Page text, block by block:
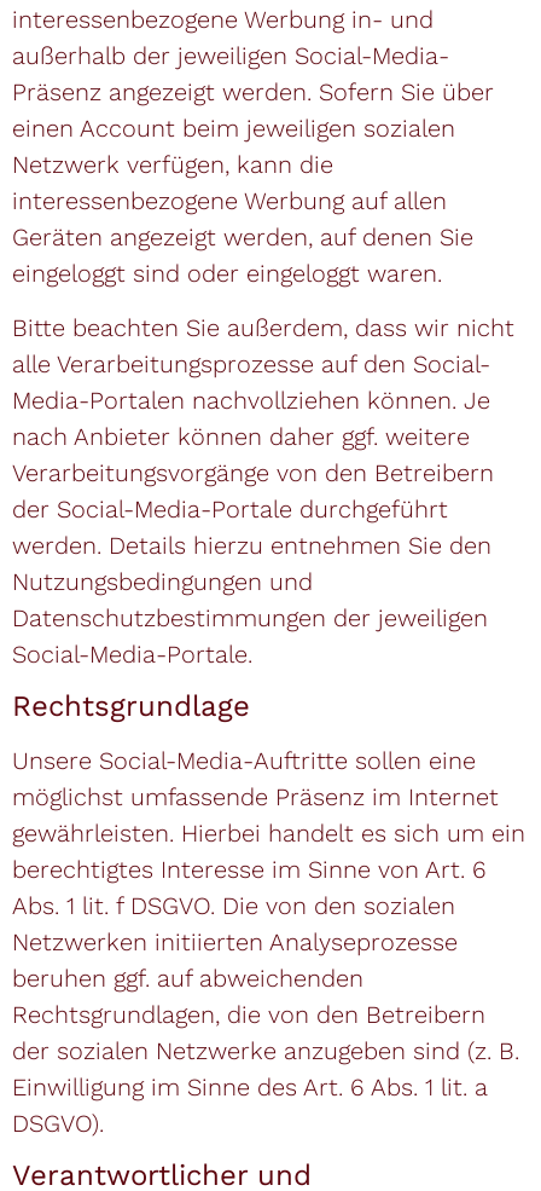
interessenbezogene Werbung in- und
außerhalb der jeweiligen Social-Media-
Präsenz angezeigt werden. Sofern Sie über
einen Account beim jeweiligen sozialen
Netzwerk verfügen, kann die
interessenbezogene Werbung auf allen
Geräten angezeigt werden, auf denen Sie
eingeloggt sind oder eingeloggt waren.
Bitte beachten Sie außerdem, dass wir nicht
alle Verarbeitungsprozesse auf den Social-
Media-Portalen nachvollziehen können. Je
nach Anbieter können daher ggf. weitere
Verarbeitungsvorgänge von den Betreibern
der Social-Media-Portale durchgeführt
werden. Details hierzu entnehmen Sie den
Nutzungsbedingungen und
Datenschutzbestimmungen der jeweiligen
Social-Media-Portale.
Rechtsgrundlage
Unsere Social-Media-Auftritte sollen eine
möglichst umfassende Präsenz im Internet
gewährleisten. Hierbei handelt es sich um ein
berechtigtes Interesse im Sinne von Art. 6
Abs. 1 lit. f DSGVO. Die von den sozialen
Netzwerken initiierten Analyseprozesse
beruhen ggf. auf abweichenden
Rechtsgrundlagen, die von den Betreibern
der sozialen Netzwerke anzugeben sind (z. B.
Einwilligung im Sinne des Art. 6 Abs. 1 lit. a
DSGVO).
Verantwortlicher und